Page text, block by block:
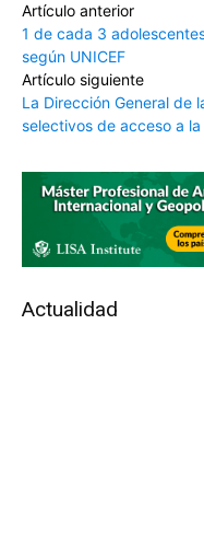
Artículo anterior
1 de cada 3
según UNICEF
Artículo siguiente
La Dirección General de
selectivos de acceso a
Actualidad